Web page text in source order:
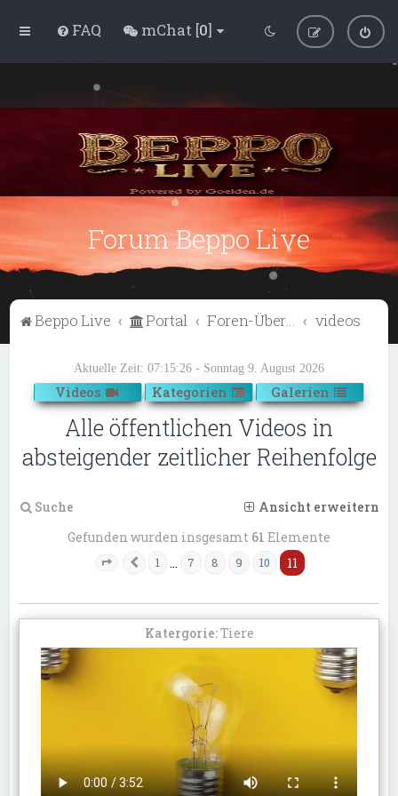
FAQ mChat [0]
Forum Beppo Live
Beppo Live Portal Foren-Übersicht videos
Aktuelle Zeit: 07:15:26 - Sonntag 9. August 2026
Videos Kategorien Galerien
Alle öffentlichen Videos in
absteigender zeitlicher Reihenfolge
Suche
Ansicht erweitern
Gefunden wurden insgesamt 61 Elemente
Seite von 11
Vorherige
1 … 7 8 9 10 11
Katergorie:Tiere